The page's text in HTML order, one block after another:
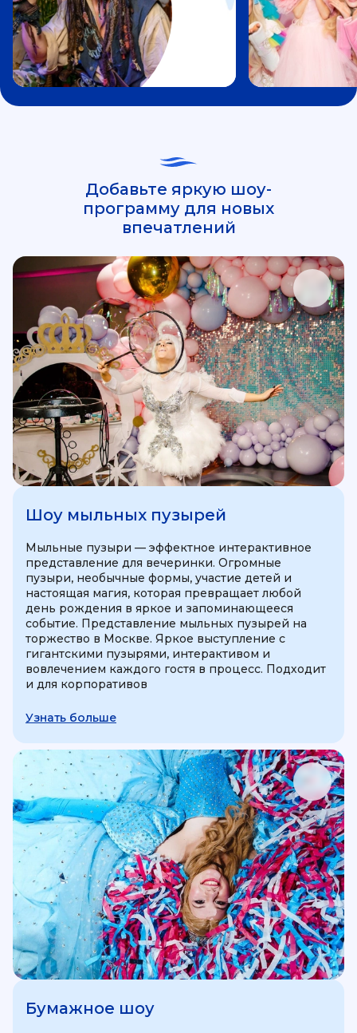
Добавьте яркую шоу-
программу для новых
впечатлений
Шоу мыльных пузырей
Мыльные пузыри — эффектное интерактивное
представление для вечеринки. Огромные
пузыри, необычные формы, участие детей и
настоящая магия, которая превращает любой
день рождения в яркое и запоминающееся
событие. Представление мыльных пузырей на
торжество в Москве. Яркое выступление с
гигантскими пузырями, интерактивом и
вовлечением каждого гостя в процесс. Подходит
и для корпоративов
Узнать больше
Бумажное шоу